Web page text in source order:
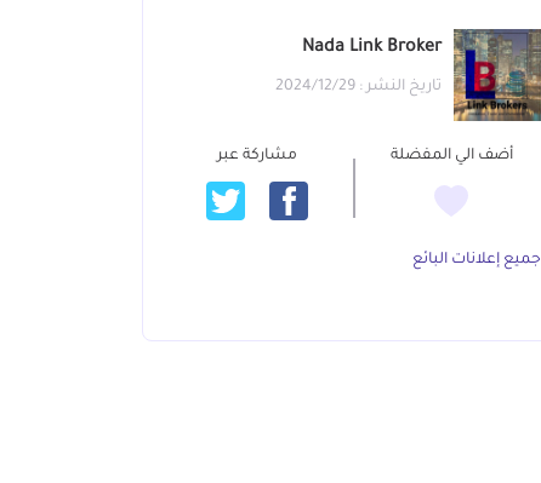
Nada Link Broker
تاريخ النشر : 2024/12/29
أضف الي المفضلة مشاركة عبر
جميع إعلانات البائع